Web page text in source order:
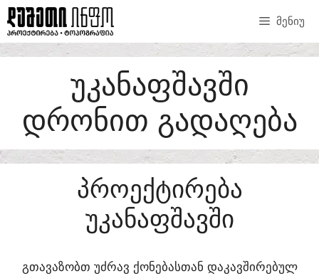
SKIP
TO
CONTENT
ᲛᲔᲜᲘᲣ
ᲣᲙᲐᲜᲐᲤᲨᲐᲕᲨᲘ
ᲓᲠᲝᲜᲘᲗ ᲒᲐᲓᲐᲦᲔᲑᲐ
ᲞᲠᲝᲔᲥᲢᲘᲠᲔᲑᲐ
ᲣᲙᲐᲜᲐᲤᲨᲐᲕᲨᲘ
ᲒᲗᲐᲕᲐᲖᲝᲑᲗ ᲣᲫᲠᲐᲕ ᲥᲝᲜᲔᲑᲐᲡᲗᲐᲜ ᲓᲐᲙᲐᲕᲨᲘᲠᲔᲑᲣᲚ